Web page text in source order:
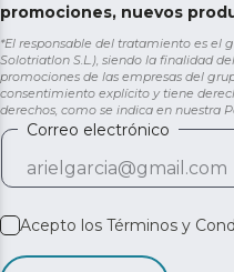
promociones, nuevos
*El responsable del tratamiento es el
Solotriatlon S.L.), siendo la finalidad
promociones de las empresas del
consentimiento explícito y tiene
derechos, como se indica en nuestra
Correo electrónico
Acepto los Términos y